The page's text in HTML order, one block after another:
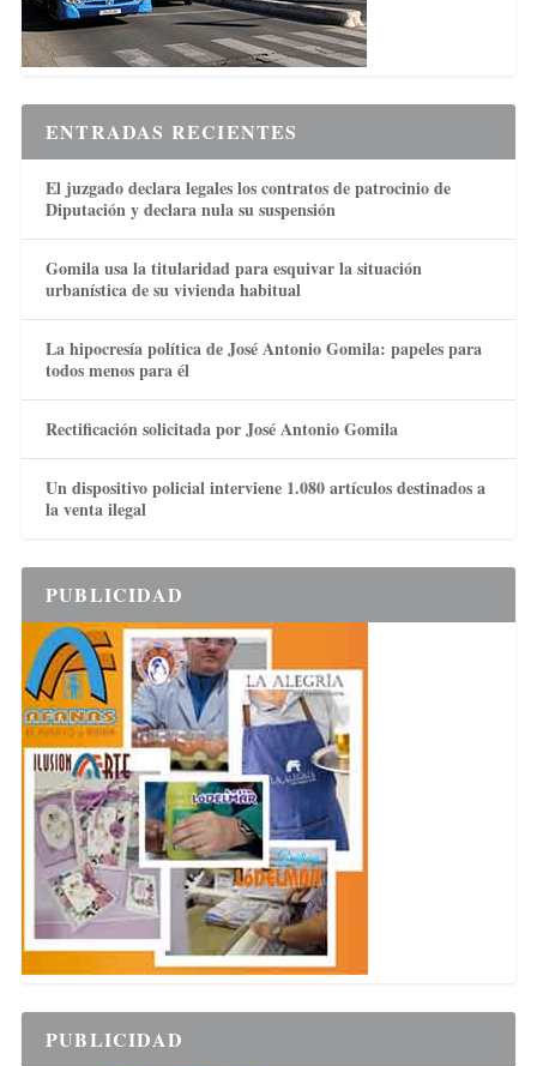
ENTRADAS RECIENTES
El juzgado declara legales los contratos de patrocinio de
Diputación y declara nula su suspensión
Gomila usa la titularidad para esquivar la situación
urbanística de su vivienda habitual
La hipocresía política de José Antonio Gomila: papeles para
todos menos para él
Rectificación solicitada por José Antonio Gomila
Un dispositivo policial interviene 1.080 artículos destinados a
la venta ilegal
PUBLICIDAD
PUBLICIDAD